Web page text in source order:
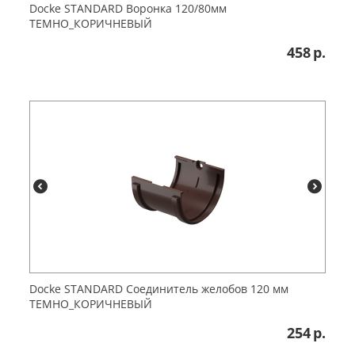
Dоcke STANDARD Воронка 120/80мм
ТЕМНО_КОРИЧНЕВЫЙ
458р.
Dоcke STANDARD Соединитель желобов 120 мм
ТЕМНО_КОРИЧНЕВЫЙ
254р.